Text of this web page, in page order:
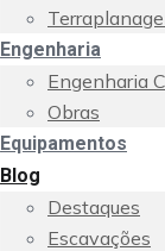
Engenharia
Engenharia
Obras
Equipamentos
Blog
Destaques
Escavações